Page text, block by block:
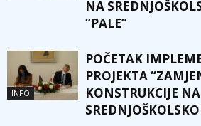
NA
“PALE”
INFO
POČETAK
PROJEKTA
KONSTRUKCIJE NA